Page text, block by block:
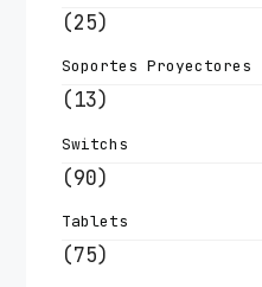
(25)
Soportes Proyectores
(13)
Switchs
(90)
Tablets
(75)